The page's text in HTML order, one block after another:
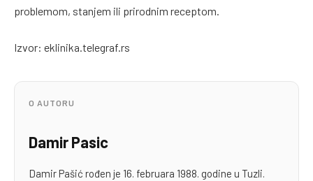
problemom, stanjem ili prirodnim receptom.
Izvor: eklinika.telegraf.rs
O AUTORU
Damir Pasic
Damir Pašić rođen je 16. februara 1988. godine u Tuzli.